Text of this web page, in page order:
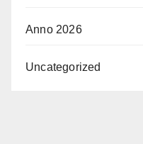
Anno 2026
Uncategorized